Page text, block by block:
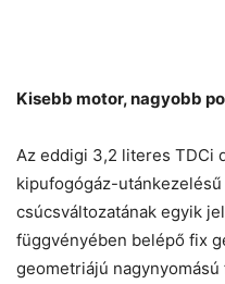
Kisebb motor, nagyobb
Az eddigi 3,2 literes TDCi
kipufogógáz-
csúcsváltozatának egyik
függvényében belépő fix
geometriájú